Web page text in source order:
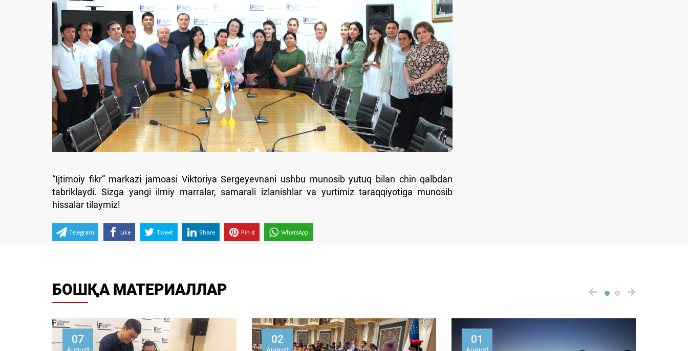
“Ijtimoiy fikr” markazi jamoasi Viktoriya Sergeyevnani ushbu munosib yutuq bilan chin qalbdan
tabriklaydi. Sizga yangi ilmiy marralar, samarali izlanishlar va yurtimiz taraqqiyotiga munosib
hissalar tilaymiz!
Telegram Like Tweet Share Pin it WhatsApp
БОШҚА МАТЕРИАЛЛАР
07 02 01